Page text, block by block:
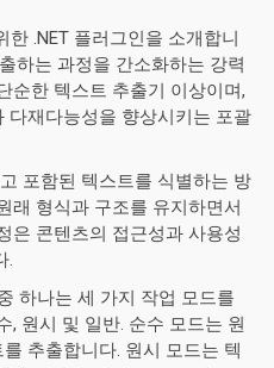
한 .NET 플러그인을 소개합니
하는 과정을 간소화하는 강력
순한 텍스트 추출기 이상이며,
다재다능성을 향상시키는 포괄
포함된 텍스트를 식별하는 방
래 형식과 구조를 유지하면서
은 콘텐츠의 접근성과 사용성
.
하나는 세 가지 작업 모드를
, 원시 및 일반. 순수 모드는 원
추출합니다. 원시 모드는 텍